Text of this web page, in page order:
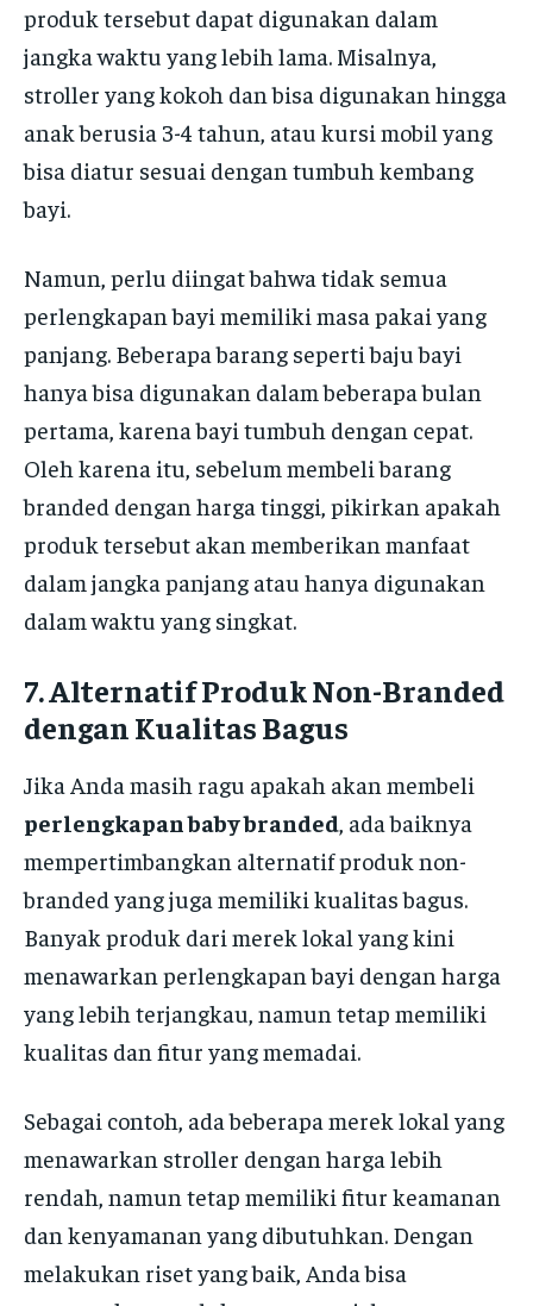
produk tersebut dapat digunakan dalam
jangka waktu yang lebih lama. Misalnya,
stroller yang kokoh dan bisa digunakan hingga
anak berusia 3-4 tahun, atau kursi mobil yang
bisa diatur sesuai dengan tumbuh kembang
bayi.
Namun, perlu diingat bahwa tidak semua
perlengkapan bayi memiliki masa pakai yang
panjang. Beberapa barang seperti baju bayi
hanya bisa digunakan dalam beberapa bulan
pertama, karena bayi tumbuh dengan cepat.
Oleh karena itu, sebelum membeli barang
branded dengan harga tinggi, pikirkan apakah
produk tersebut akan memberikan manfaat
dalam jangka panjang atau hanya digunakan
dalam waktu yang singkat.
7.Alternatif Produk Non-Branded
dengan Kualitas Bagus
Jika Anda masih ragu apakah akan membeli
perlengkapan baby branded , ada baiknya
mempertimbangkan alternatif produk non-
branded yang juga memiliki kualitas bagus.
Banyak produk dari merek lokal yang kini
menawarkan perlengkapan bayi dengan harga
yang lebih terjangkau, namun tetap memiliki
kualitas dan fitur yang memadai.
Sebagai contoh, ada beberapa merek lokal yang
menawarkan stroller dengan harga lebih
rendah, namun tetap memiliki fitur keamanan
dan kenyamanan yang dibutuhkan. Dengan
melakukan riset yang baik, Anda bisa